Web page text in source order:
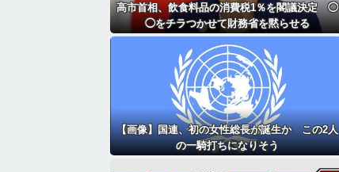
高市首相、飲食料品の消費税1％を閣議決定 ◯
◯をチラつかせて財務省を黙らせる
【画像】国連、初の女性総長が誕生か この2人
の一騎打ちになりそう